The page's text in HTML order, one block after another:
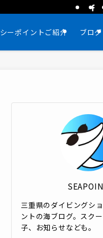
シーポイントご紹介 ブログ
三重県のダイビングシ
ントの海ブログ。スク
子、お知らせなども。